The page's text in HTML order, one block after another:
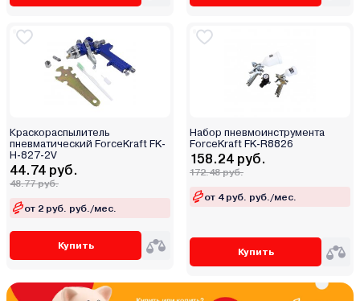
Краскораспылитель
пневматический ForceKraft FK-
H-827-2V
44.74 руб.
48.77 руб.
от 2 руб. руб./мес.
Купить
Набор пневмоинструмента
ForceKraft FK-R8826
158.24 руб.
172.48 руб.
от 4 руб. руб./мес.
Купить